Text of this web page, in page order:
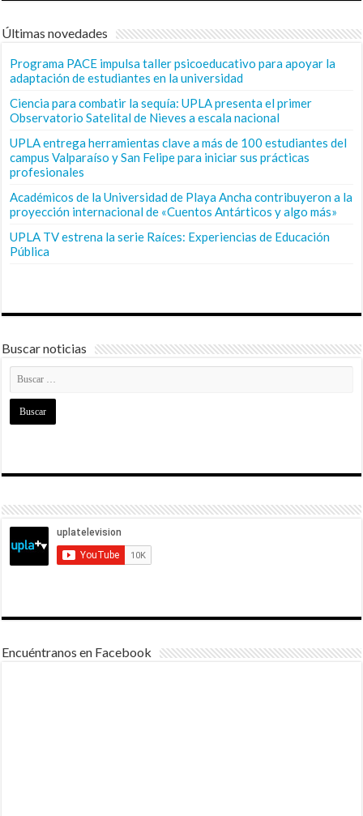
Últimas novedades
Programa PACE impulsa taller psicoeducativo para apoyar la
adaptación de estudiantes en la universidad
Ciencia para combatir la sequía: UPLA presenta el primer
Observatorio Satelital de Nieves a escala nacional
UPLA entrega herramientas clave a más de 100 estudiantes del
campus Valparaíso y San Felipe para iniciar sus prácticas
profesionales
Académicos de la Universidad de Playa Ancha contribuyeron a la
proyección internacional de «Cuentos Antárticos y algo más»
UPLA TV estrena la serie Raíces: Experiencias de Educación
Pública
Buscar noticias
Encuéntranos en Facebook